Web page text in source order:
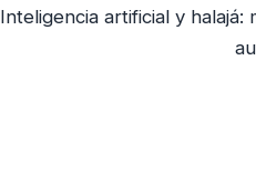
Inteligencia artificial y halajá: